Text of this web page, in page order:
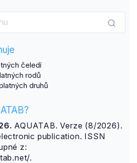
čeledí
rodů
druhů
AQUATAB. Verze (8/2026).
publication. ISSN
z:
.